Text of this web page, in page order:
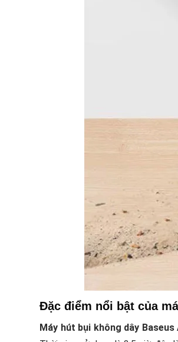
Đặc điểm nổi bật của
Máy hút bụi không dây Baseus